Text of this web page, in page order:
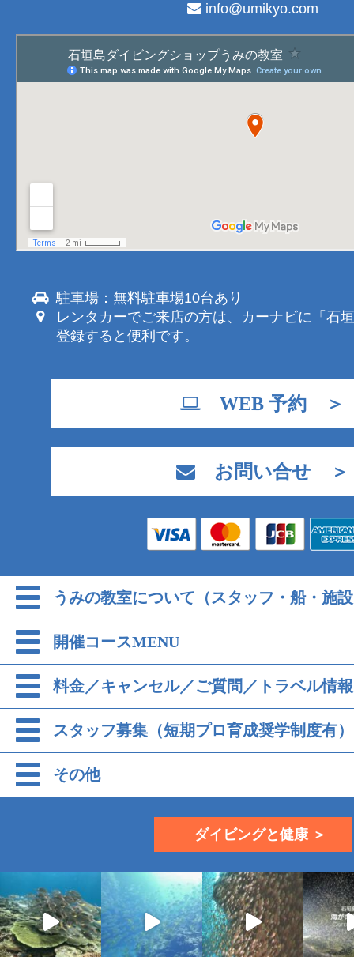
info@umikyo.com
駐車場：無料駐車場10台あり
レンタカーでご来店の方は、カーナビに「石
登録すると便利です。
WEB 予約 ＞
お問い合せ ＞
うみの教室について（スタッフ・船・施
開催コースMENU
料金／キャンセル／ご質問／トラベル情報
スタッフ募集（短期プロ育成奨学制度有）
その他
ダイビングと健康 ＞